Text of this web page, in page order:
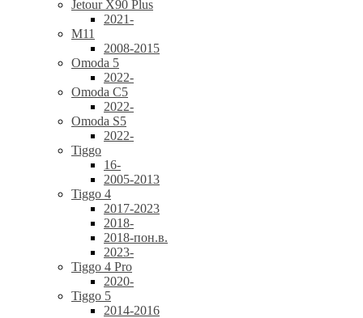
Jetour X90 Plus
2021-
M11
2008-2015
Omoda 5
2022-
Omoda C5
2022-
Omoda S5
2022-
Tiggo
16-
2005-2013
Tiggo 4
2017-2023
2018-
2018-пон.в.
2023-
Tiggo 4 Pro
2020-
Tiggo 5
2014-2016